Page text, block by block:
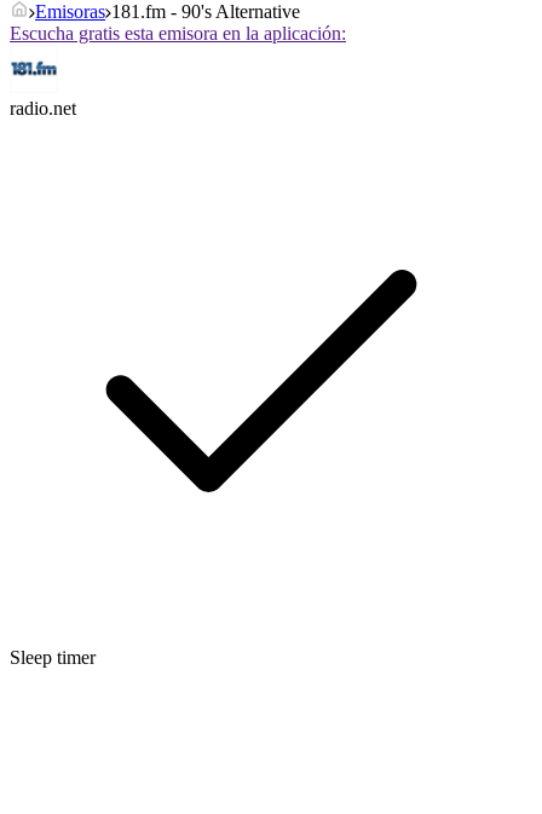
Emisoras 181.fm - 90's Alternative
Escucha gratis esta emisora en la aplicación:
radio.net
Sleep timer